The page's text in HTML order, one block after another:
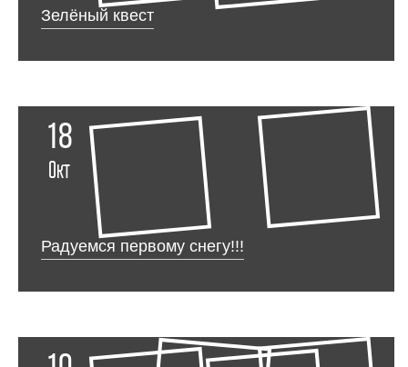
Зелёный квест
18
Окт
Радуемся первому снегу!!!